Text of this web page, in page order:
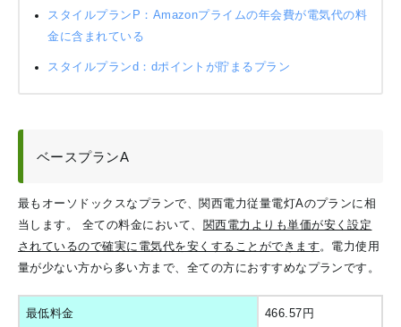
スタイルプランP：Amazonプライムの年会費が電気代の料
金に含まれている
スタイルプランd：dポイントが貯まるプラン
ベースプランA
最もオーソドックスなプランで、関西電力従量電灯Aのプランに相
当します。
全ての料金において、 関西電力よりも単価が安く設定
されているので確実に電気代を安くすることができます 。電力使用
量が少ない方から多い方まで、全ての方におすすめなプランです。
最低料金 466.57円